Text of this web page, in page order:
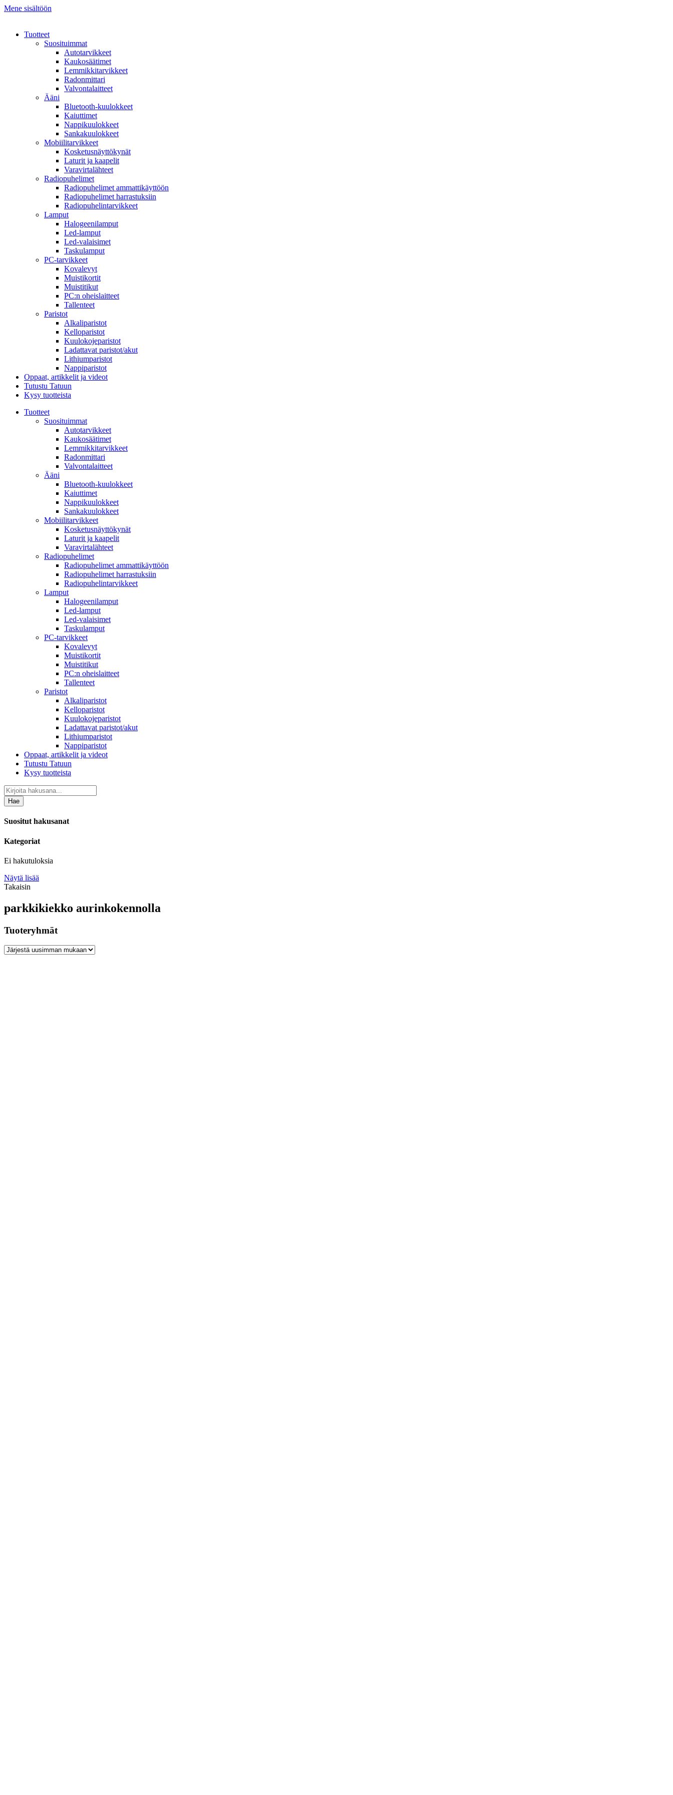
Mene sisältöön
Tuotteet
Suosituimmat
Autotarvikkeet
Kaukosäätimet
Lemmikkitarvikkeet
Radonmittari
Valvontalaitteet
Ääni
Bluetooth-kuulokkeet
Kaiuttimet
Nappikuulokkeet
Sankakuulokkeet
Mobiilitarvikkeet
Kosketusnäyttökynät
Laturit ja kaapelit
Varavirtalähteet
Radiopuhelimet
Radiopuhelimet ammattikäyttöön
Radiopuhelimet harrastuksiin
Radiopuhelintarvikkeet
Lamput
Halogeenilamput
Led-lamput
Led-valaisimet
Taskulamput
PC-tarvikkeet
Kovalevyt
Muistikortit
Muistitikut
PC:n oheislaitteet
Tallenteet
Paristot
Alkaliparistot
Kelloparistot
Kuulokojeparistot
Ladattavat paristot/akut
Lithiumparistot
Nappiparistot
Oppaat, artikkelit ja videot
Tutustu Tatuun
Kysy tuotteista
Tuotteet
Suosituimmat
Autotarvikkeet
Kaukosäätimet
Lemmikkitarvikkeet
Radonmittari
Valvontalaitteet
Ääni
Bluetooth-kuulokkeet
Kaiuttimet
Nappikuulokkeet
Sankakuulokkeet
Mobiilitarvikkeet
Kosketusnäyttökynät
Laturit ja kaapelit
Varavirtalähteet
Radiopuhelimet
Radiopuhelimet ammattikäyttöön
Radiopuhelimet harrastuksiin
Radiopuhelintarvikkeet
Lamput
Halogeenilamput
Led-lamput
Led-valaisimet
Taskulamput
PC-tarvikkeet
Kovalevyt
Muistikortit
Muistitikut
PC:n oheislaitteet
Tallenteet
Paristot
Alkaliparistot
Kelloparistot
Kuulokojeparistot
Ladattavat paristot/akut
Lithiumparistot
Nappiparistot
Oppaat, artikkelit ja videot
Tutustu Tatuun
Kysy tuotteista
Hae
Suositut hakusanat
Kategoriat
Ei hakutuloksia
Näytä lisää
Takaisin
parkkikiekko aurinkokennolla
Tuoteryhmät